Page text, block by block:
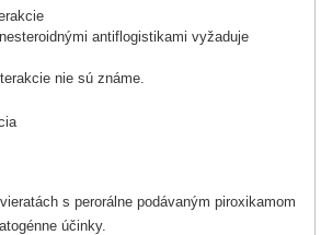
antiflogistikami vyžaduje
nie sú známe.
s perorálne podávaným piroxikamom
účinky.